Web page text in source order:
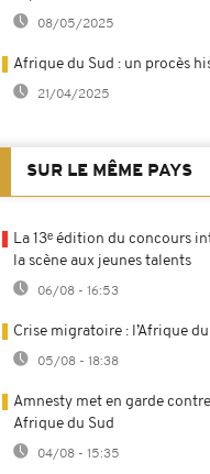
08/05/2025
Afrique du Sud : un procès
21/04/2025
SUR LE MÊME PAYS
La 13ᵉ édition du concours
la scène aux jeunes talents
06/08 - 16:53
Crise migratoire : l’Afrique
05/08 - 18:38
Amnesty met en garde
Afrique du Sud
04/08 - 15:35